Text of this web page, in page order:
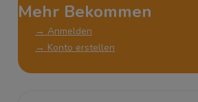
Mehr Bekommen
→ Anmelden
→ Konto erstellen